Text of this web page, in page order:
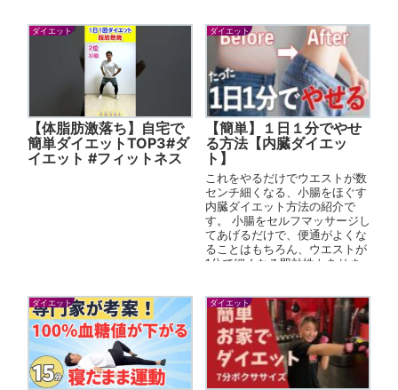
ダイエット
【体脂肪激落ち】自宅で
簡単ダイエットTOP3#ダ
イエット #フィットネス
ダイエット
【簡単】１日１分でやせ
る方法【内臓ダイエッ
ト】
これをやるだけでウエストが数
センチ細くなる、小腸をほぐす
内臓ダイエット方法の紹介で
す。 小腸をセルフマッサージし
てあげるだけで、便通がよくな
ることはもちろん、ウエストが
1分で細くなる即効性もありま
ダイエット ダイエット